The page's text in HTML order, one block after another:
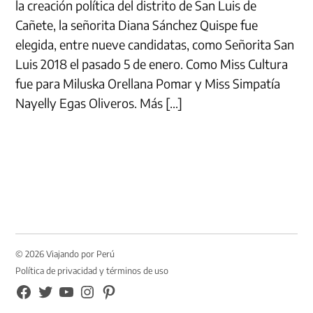
la creación política del distrito de San Luis de
Cañete, la señorita Diana Sánchez Quispe fue
elegida, entre nueve candidatas, como Señorita San
Luis 2018 el pasado 5 de enero. Como Miss Cultura
fue para Miluska Orellana Pomar y Miss Simpatía
Nayelly Egas Oliveros. Más […]
© 2026 Viajando por Perú
Política de privacidad y términos de uso
FB
TW YouTubeInstagramPinterest